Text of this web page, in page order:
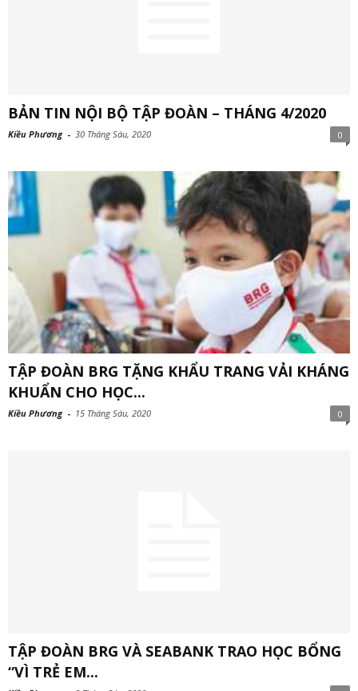
BẢN TIN NỘI BỘ TẬP ĐOÀN – THÁNG 4/2020
Kiều Phương - 30 Tháng Sáu, 2020 0
TẬP ĐOÀN BRG TẶNG KHẨU TRANG VẢI KHÁNG
KHUẨN CHO HỌC...
Kiều Phương - 15 Tháng Sáu, 2020 0
TẬP ĐOÀN BRG VÀ SEABANK TRAO HỌC BỔNG
“VÌ TRẺ EM...